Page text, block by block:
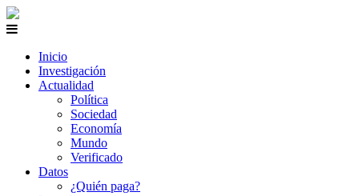
Inicio
Investigación
Actualidad
Política
Sociedad
Economía
Mundo
Verificado
Datos
¿Quién paga?